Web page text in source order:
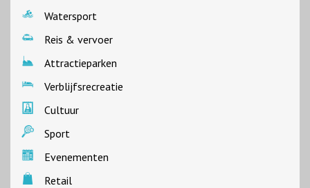
Watersport
Reis & vervoer
Attractieparken
Verblijfsrecreatie
Cultuur
Sport
Evenementen
Retail